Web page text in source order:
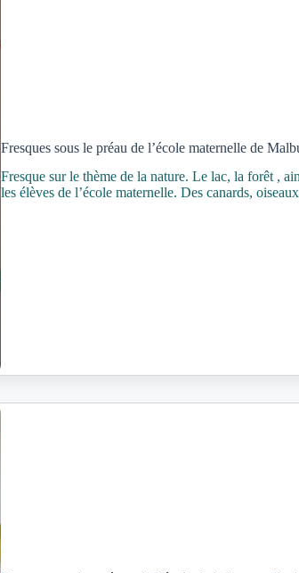
Fresques sous le préau de l’école maternelle de
Fresque sur le thème de la nature. Le lac, la forêt ,
les élèves de l’école maternelle. Des canards,